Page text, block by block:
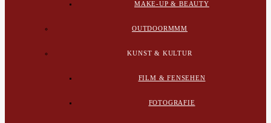
MAKE-UP & BEAUTY
OUTDOORMMM
KUNST & KULTUR
FILM & FENSEHEN
FOTOGRAFIE